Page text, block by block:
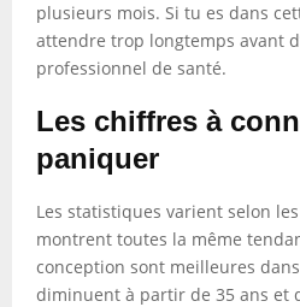
plusieurs mois. Si tu es dans
attendre trop longtemps avant
professionnel de santé.
Les chiffres à
paniquer
Les statistiques varient selon
montrent toutes la même
conception sont meilleures
diminuent à partir de 35 ans et